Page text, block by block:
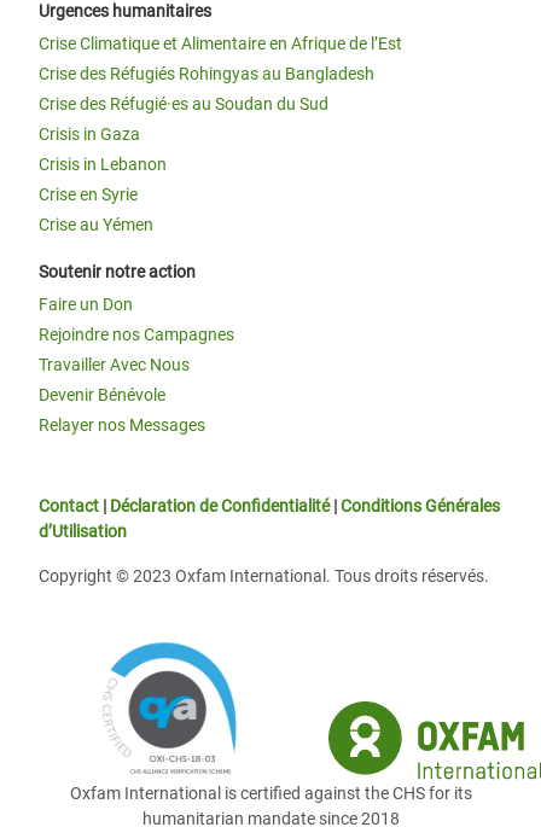
Urgences humanitaires
Crise Climatique et Alimentaire en Afrique de l’Est
Crise des Réfugiés Rohingyas au Bangladesh
Crise des Réfugié·es au Soudan du Sud
Crisis in Gaza
Crisis in Lebanon
Crise en Syrie
Crise au Yémen
Soutenir notre action
Faire un Don
Rejoindre nos Campagnes
Travailler Avec Nous
Devenir Bénévole
Relayer nos Messages
Contact | Déclaration de Confidentialité|Conditions Générales
d’Utilisation
Copyright © 2023 Oxfam International. Tous droits réservés.
Oxfam International is certified against the CHS for its
humanitarian mandate since 2018